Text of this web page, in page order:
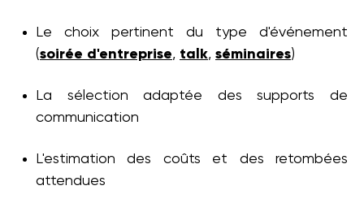
Le choix pertinent du type d'événement
(soirée d'entreprise, talk, séminaires)
La sélection adaptée des supports de
communication
L'estimation des coûts et des retombées
attendues